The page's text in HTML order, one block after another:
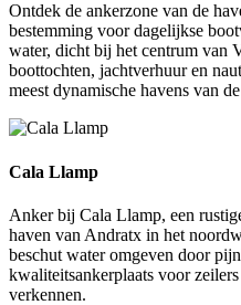
Ontdek de ankerzone van de
bestemming voor dagelijkse
water, dicht bij het centrum van
boottochten, jachtverhuur en
meest dynamische havens van
Cala Llamp
Cala Llamp
Anker bij Cala Llamp, een
haven van Andratx in het
beschut water omgeven door
kwaliteitsankerplaats voor
verkennen.